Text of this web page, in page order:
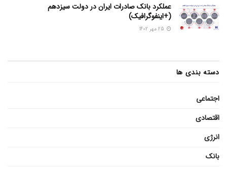
عملکرد بانک صادرات ایران در دولت سیزدهم
(+اینفوگرافیک)
دسته بندی ها
اجتماعی
اقتصادی
انرژی
بانک